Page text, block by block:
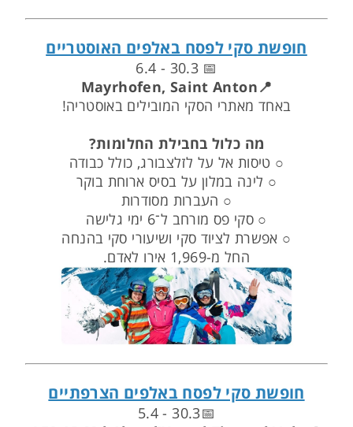
חופשת סקי לפסח באלפים האוסטריים
📅 30.3 - 6.4
📍Mayrhofen, Saint Anton
באחד מאתרי הסקי המובילים באוסטריה!
מה כלול בחבילת החלומות?
○ טיסות אל על לזלצבורג, כולל כבודה
○ לינה במלון על בסיס ארוחת בוקר
○ העברות מסודרות
○ סקי פס מורחב ל־6 ימי גלישה
○ אפשרת לציוד סקי ושיעורי סקי בהנחה
החל מ-1,969 אירו לאדם.
חופשת סקי לפסח באלפים הצרפתיים
📅30.3 - 5.4